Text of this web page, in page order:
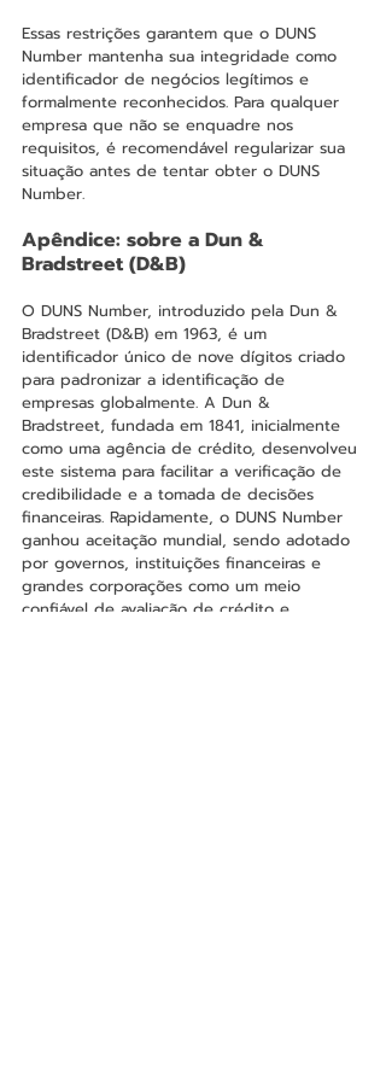
Essas restrições garantem que o DUNS
Number mantenha sua integridade como
identificador de negócios legítimos e
formalmente reconhecidos. Para qualquer
empresa que não se enquadre nos
requisitos, é recomendável regularizar sua
situação antes de tentar obter o DUNS
Number.
Apêndice: sobre a Dun &
Bradstreet (D&B)
O DUNS Number, introduzido pela Dun &
Bradstreet (D&B) em 1963, é um
identificador único de nove dígitos criado
para padronizar a identificação de
empresas globalmente. A Dun &
Bradstreet, fundada em 1841, inicialmente
como uma agência de crédito, desenvolveu
este sistema para facilitar a verificação de
credibilidade e a tomada de decisões
financeiras. Rapidamente, o DUNS Number
ganhou aceitação mundial, sendo adotado
por governos, instituições financeiras e
grandes corporações como um meio
confiável de avaliação de crédito e